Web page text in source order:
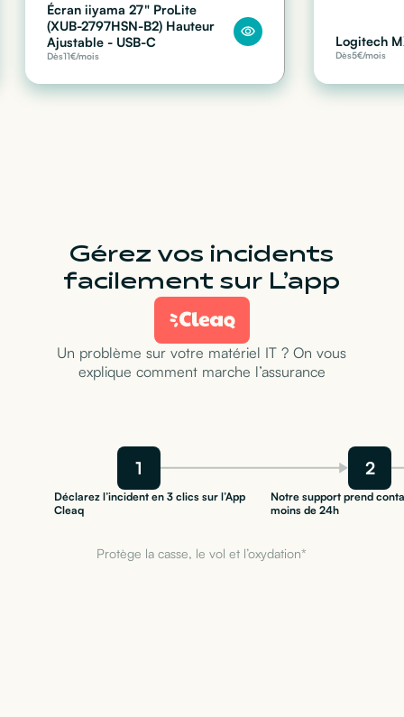
Écran iiyama 27" ProLite
(XUB-2797HSN-B2) Hauteur
Ajustable - USB-C
Dès11€/mois
Logitech
Dès5€/mois
Gérez vos incidents
facilement sur L’app
Un problème sur votre matériel IT ? On vous
explique comment marche l’assurance
1 2
Déclarez l’incident en 3 clics sur l’App
Cleaq
Notre support prend
moins de 24h
Protège la casse, le vol et l’oxydation*